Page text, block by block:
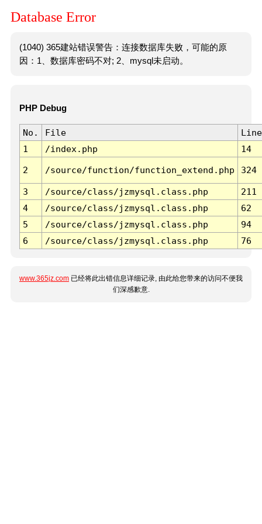
Database Error
(1040) 365建站错误警告：连接数据库失败，可能的原
因：1、数据库密码不对; 2、mysql未启动。
PHP Debug
No. File
Line
1
/index.php 14
2 /source/function/function_extend.php 324
3 /source/class/jzmysql.class.php
211
4
/source/class/jzmysql.class.php
62
5
/source/class/jzmysql.class.php
94
6
/source/class/jzmysql.class.php 76
www.365jz.com 已经将此出错信息详细记录, 由此给您带来的访问不便我
们深感歉意.